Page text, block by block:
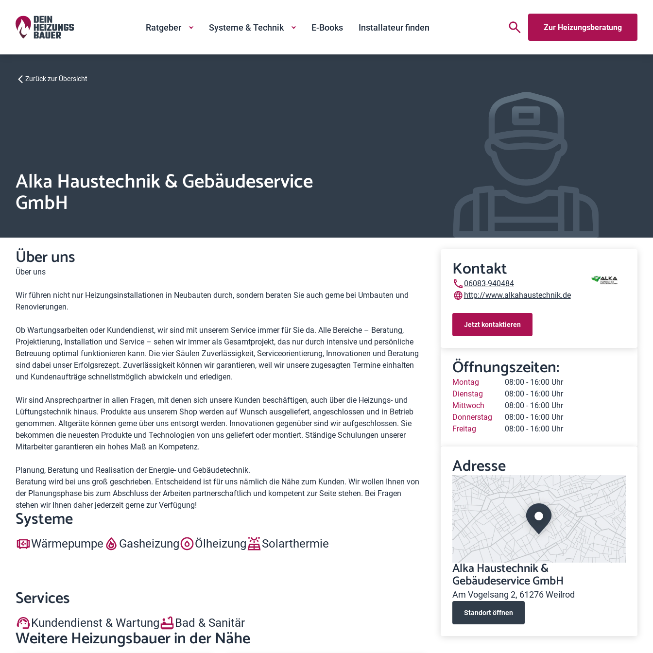
Ratgeber Systeme & Technik E-Books Installateur finden Zur Heizungsberatung
Zurück zur Übersicht
Alka Haustechnik & Gebäudeservice
GmbH
Über uns
Über uns
Wir führen nicht nur Heizungsinstallationen in Neubauten durch, sondern beraten Sie auch gerne bei Umbauten und
Renovierungen.
Ob Wartungsarbeiten oder Kundendienst, wir sind mit unserem Service immer für Sie da. Alle Bereiche – Beratung,
Projektierung, Installation und Service – sehen wir immer als Gesamtprojekt, das nur durch intensive und persönliche
Betreuung optimal funktionieren kann. Die vier Säulen Zuver­lässig­keit, Service­orien­tierung, Inno­vatio­nen und Bera­tung
sind dabei unser Erfolgs­rezept. Zuver­lässig­keit können wir garantieren, weil wir unsere zugesagten Termine einhalten
und Kunden­aufträge schnellstmöglich abwickeln und erledigen.
Wir sind Ansprechpartner in allen Fragen, mit denen sich unsere Kunden beschäftigen, auch über die Heizungs- und
Lüftungs­technik hinaus. Produkte aus unserem Shop werden auf Wunsch ausge­liefert, ange­schlossen und in Betrieb
genommen. Altgeräte können gerne über uns entsorgt werden. Innovationen gegen­über sind wir aufge­schlossen. Sie
bekommen die neuesten Produkte und Techno­logien von uns geliefert oder montiert. Ständige Schulungen unserer
Mitar­beiter garan­tieren ein hohes Maß an Kompetenz.
Planung, Beratung und Realisation der Energie- und Gebäudetechnik.
Beratung wird bei uns groß geschrieben. Entscheidend ist für uns nämlich die Nähe zum Kunden. Wir wollen Ihnen von
der Planungsphase bis zum Abschluss der Arbeiten partnerschaftlich und kompetent zur Seite stehen. Bei Fragen
stehen wir Ihnen daher jederzeit gerne zur Verfügung!
Systeme
Wärmepumpe Gasheizung Ölheizung Solarthermie
Services
Kundendienst & Wartung Bad & Sanitär
Weitere Heizungsbauer in der Nähe
Kontakt
06083-940484
http://www.alkahaustechnik.de
Jetzt kontaktieren
Öffnungszeiten:
Montag
08:00 - 16:00 Uhr
Dienstag
08:00 - 16:00 Uhr
Mittwoch
08:00 - 16:00 Uhr
Donnerstag
08:00 - 16:00 Uhr
Freitag
08:00 - 16:00 Uhr
Adresse
Alka Haustechnik &
Gebäudeservice GmbH
Am Vogelsang 2, 61276 Weilrod
Standort öffnen